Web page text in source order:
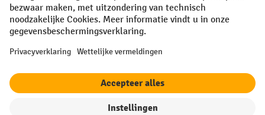
¹ De korting is geldig zolang de voorraad strekt. De korting is niet van
toepassing op speciale prijzen. Een combinatie met andere
procentuele kortingen of vouchers is niet mogelijk. | ² De korting
nieuwsbrief. De voucher is 10 dagen geldig en kan online worden
korting varieert per productcategorie en is maximaal 10%. Elektrische
pallettrucks, elektrische stapelaars, elektrische heftrucks en
worden gecombineerd met andere kortingspercentages of vouchers.